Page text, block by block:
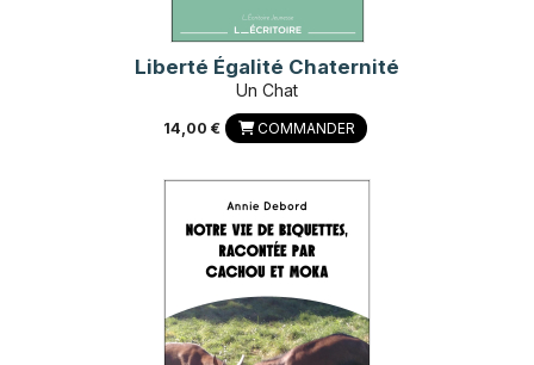
Liberté Égalité Chaternité
Un Chat
14,00 € COMMANDER